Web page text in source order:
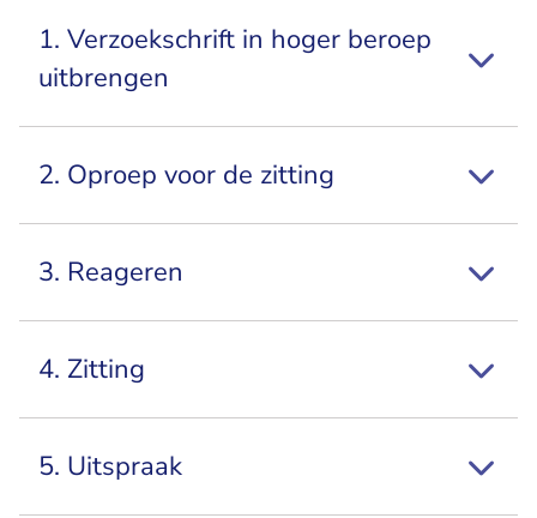
1. Verzoekschrift in hoger beroep
uitbrengen
2. Oproep voor de zitting
3. Reageren
4. Zitting
5. Uitspraak